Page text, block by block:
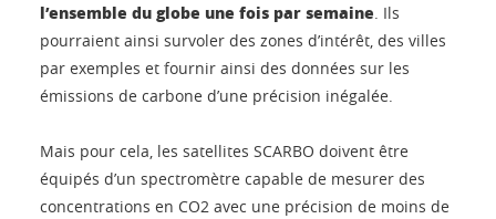
l’ensemble du globe une fois par semaine. Ils
pourraient ainsi survoler des zones d’intérêt, des villes
par exemples et fournir ainsi des données sur les
émissions de carbone d’une précision inégalée.
Mais pour cela, les satellites SCARBO doivent être
équipés d’un spectromètre capable de mesurer des
concentrations en CO2 avec une précision de moins de